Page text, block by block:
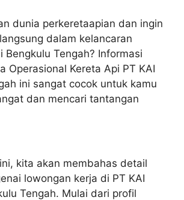
dunia perkeretaapian dan ingin
dalam kelancaran
Bengkulu Tengah? Informasi
Operasional Kereta Api PT KAI
ini sangat cocok untuk kamu
dan mencari tantangan
kita akan membahas detail
lowongan kerja di PT KAI
Tengah. Mulai dari profil